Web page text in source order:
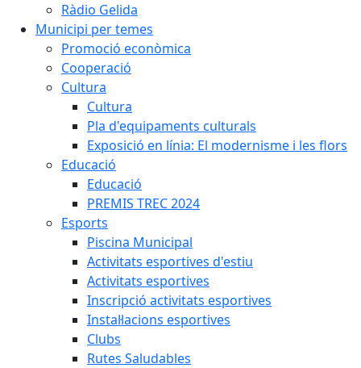
Ràdio Gelida
Municipi per temes
Promoció econòmica
Cooperació
Cultura
Cultura
Pla d'equipaments culturals
Exposició en línia: El modernisme i les flors
Educació
Educació
PREMIS TREC 2024
Esports
Piscina Municipal
Activitats esportives d'estiu
Activitats esportives
Inscripció activitats esportives
Instal·lacions esportives
Clubs
Rutes Saludables